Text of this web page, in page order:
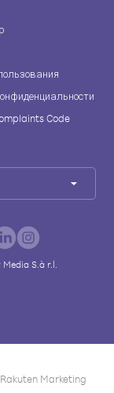
Code
S.à r.l.
Rakuten Marketing